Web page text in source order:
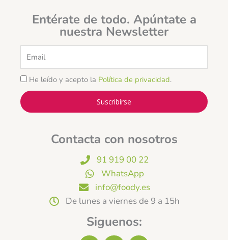
Entérate de todo. Apúntate a
nuestra Newsletter
He leído y acepto la Política de privacidad.
Suscribírse
Contacta con nosotros
91 919 00 22
WhatsApp
info@foody.es
De lunes a viernes de 9 a 15h
Siguenos: